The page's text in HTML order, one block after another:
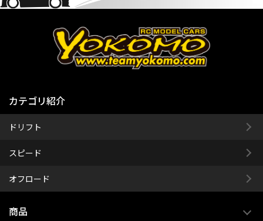
カテゴリ紹介
ドリフト
スピード
オフロード
商品